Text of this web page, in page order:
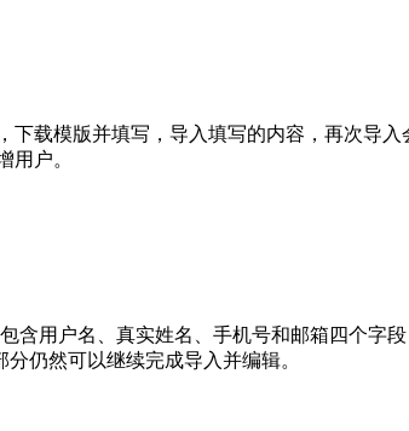
下载模版并填写，导入填写的内容，再次导
用户。
包含用户名、真实姓名、手机号和邮箱四个
仍然可以继续完成导入并编辑。